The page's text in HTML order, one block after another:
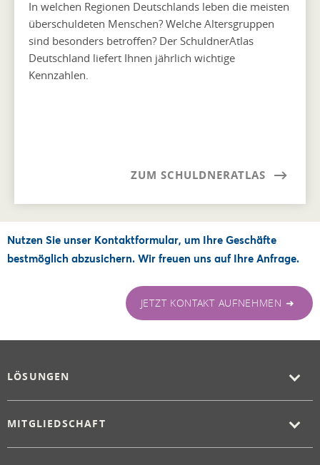
In welchen Regionen Deutschlands leben die meisten
überschuldeten Menschen? Welche Altersgruppen
sind besonders betroffen? Der SchuldnerAtlas
Deutschland liefert Ihnen jährlich wichtige
Kennzahlen.
ZUM SCHULDNERATLAS
Nutzen Sie unser Kontaktformular, um Ihre Geschäfte
bestmöglich abzusichern. Wir freuen uns auf Ihre Anfrage.
JETZT KONTAKT AUFNEHMEN ➜
LÖSUNGEN
MITGLIEDSCHAFT